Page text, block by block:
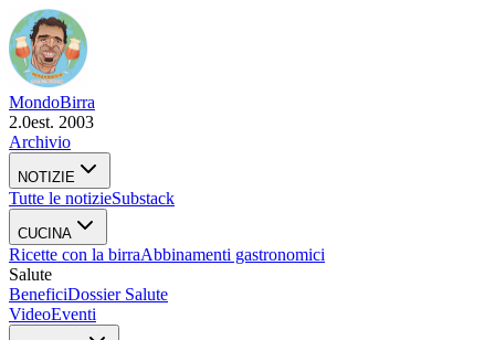
MondoBirra
2.0est. 2003
Archivio
NOTIZIE
Tutte le notizieSubstack
CUCINA
Ricette con la birraAbbinamenti gastronomici
Salute
BeneficiDossier Salute
VideoEventi